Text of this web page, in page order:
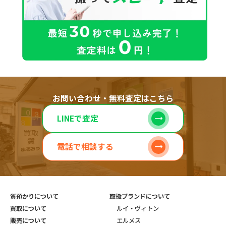
お問い合わせ・無料査定はこちら
LINEで査定
電話で相談する
質預かりについて
買取について
販売について
取扱ブランドについて
ルイ・ヴィトン
エルメス